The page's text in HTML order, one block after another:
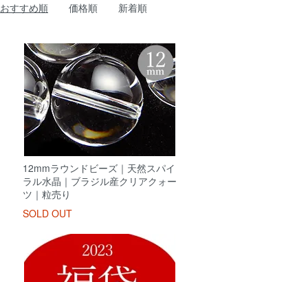
おすすめ順 価格順 新着順
12mmラウンドビーズ｜天然スパイ
ラル水晶｜ブラジル産クリアクォー
ツ｜粒売り
SOLD OUT